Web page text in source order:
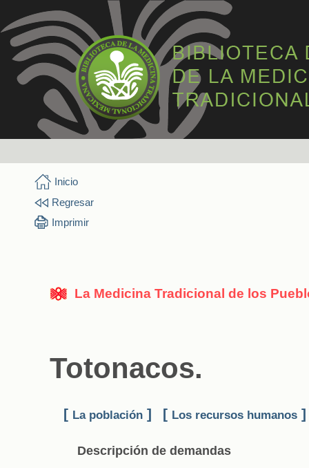
Inicio
Regresar
Imprimir
La Medicina Tradicional de los
Totonacos.
[ La población ] [ Los recursos humanos ]
Descripción de demandas